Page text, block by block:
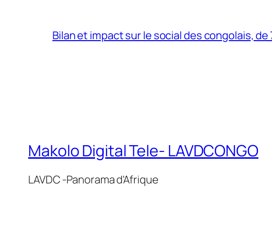
Bilan et impact sur le social des congolais, de
Makolo Digital Tele- LAVDCONGO
LAVDC -Panorama d'Afrique